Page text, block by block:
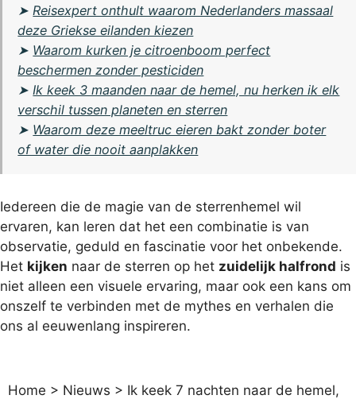
➤Reisexpert onthult waarom Nederlanders massaal
deze Griekse eilanden kiezen
➤ Waarom kurken je citroenboom perfect
beschermen zonder pesticiden
➤Ik keek 3 maanden naar de hemel, nu herken ik elk
verschil tussen planeten en sterren
➤ Waarom deze meeltruc eieren bakt zonder boter
of water die nooit aanplakken
Iedereen die de magie van de sterrenhemel wil
ervaren, kan leren dat het een combinatie is van
observatie, geduld en fascinatie voor het onbekende.
Het kijken naar de sterren op het zuidelijk halfrond is
niet alleen een visuele ervaring, maar ook een kans om
onszelf te verbinden met de mythes en verhalen die
ons al eeuwenlang inspireren.
Home > Nieuws > Ik keek 7 nachten naar de hemel,